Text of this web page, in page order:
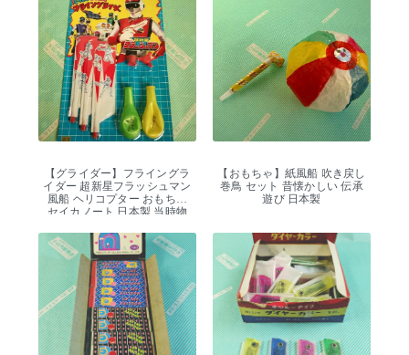
【グライダー】フライングラ
イダー 超新星フラッシュマン
風船 ヘリコプター おもちゃ
セイカノート 日本製 当時物
【おもちゃ】紙風船 吹き戻し
巻鳥 セット 昔懐かしい 伝承
遊び 日本製